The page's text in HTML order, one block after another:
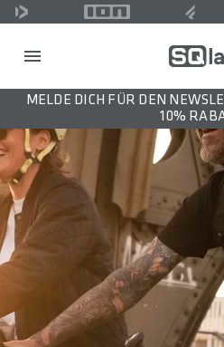
MELDE DICH FÜR DEN
10%